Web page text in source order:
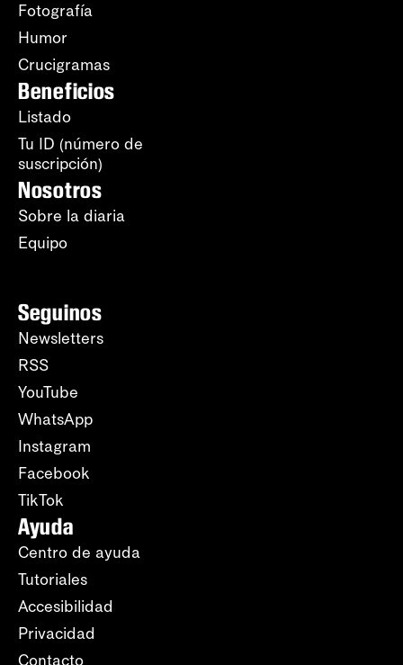
Fotografía
Humor
Crucigramas
Beneficios
Listado
Tu ID (número de
suscripción)
Nosotros
Sobre la diaria
Equipo
Seguinos
Newsletters
RSS
YouTube
WhatsApp
Instagram
Facebook
TikTok
Ayuda
Centro de ayuda
Tutoriales
Accesibilidad
Privacidad
Contacto